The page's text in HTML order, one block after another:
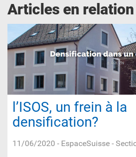
Articles en relation
l’ISOS, un frein à la
densification?
11/06/2020 - EspaceSuisse -